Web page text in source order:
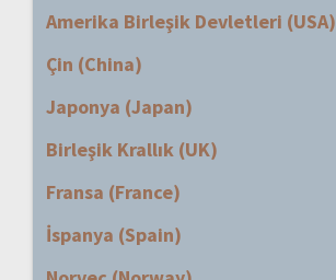
Amerika Birleşik Devletleri (USA)
Çin (China)
Japonya (Japan)
Birleşik Krallık (UK)
Fransa (France)
İspanya (Spain)